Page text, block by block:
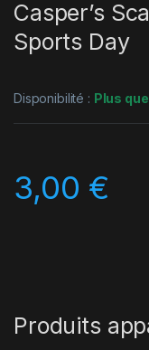
Casper’s
Sports Day
Disponibilité : Plus
3,00 €
Produits